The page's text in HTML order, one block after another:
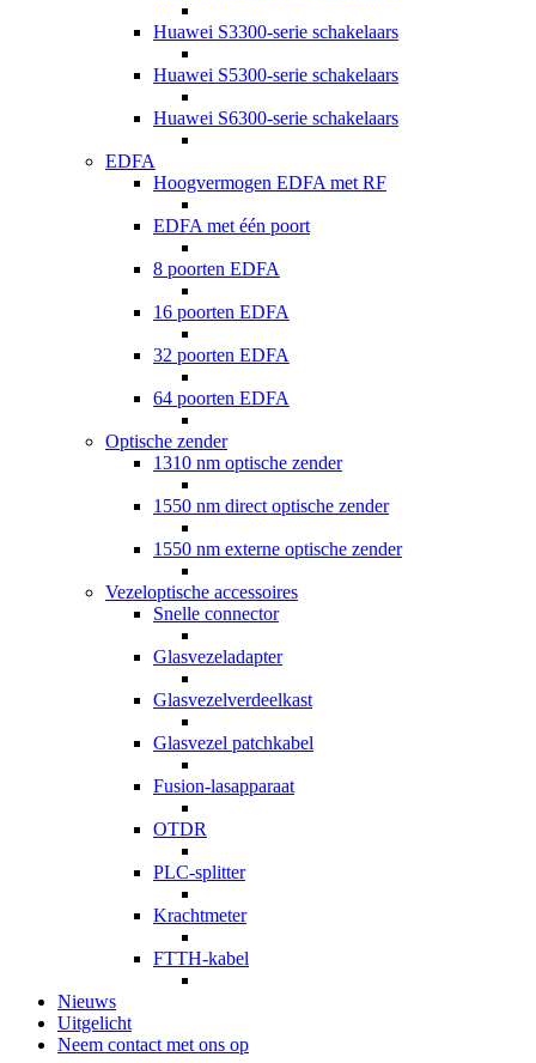
Huawei S3300-serie schakelaars
Huawei S5300-serie schakelaars
Huawei S6300-serie schakelaars
EDFA
Hoogvermogen EDFA met RF
EDFA met één poort
8 poorten EDFA
16 poorten EDFA
32 poorten EDFA
64 poorten EDFA
Optische zender
1310 nm optische zender
1550 nm direct optische zender
1550 nm externe optische zender
Vezeloptische accessoires
Snelle connector
Glasvezeladapter
Glasvezelverdeelkast
Glasvezel patchkabel
Fusion-lasapparaat
OTDR
PLC-splitter
Krachtmeter
FTTH-kabel
Nieuws
Uitgelicht
Neem contact met ons op